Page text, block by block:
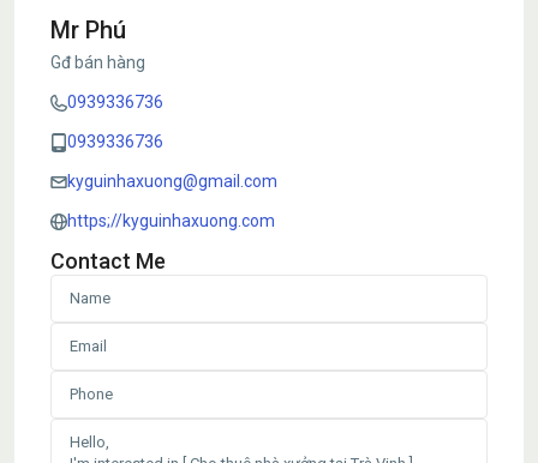
Mr Phú
Gđ bán hàng
0939336736
0939336736
kyguinhaxuong@gmail.com
https;//kyguinhaxuong.com
Contact Me